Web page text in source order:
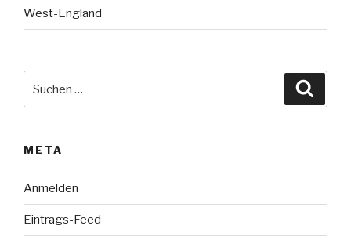
West-England
nach:
META
Anmelden
Eintrags-Feed